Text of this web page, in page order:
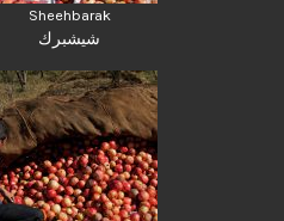
Sheehbarak
شيشبرك